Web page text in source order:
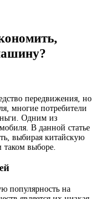
передвижения, но
многие потребители
Одним из
В данной статье
выбирая китайскую
выборе.
популярность на